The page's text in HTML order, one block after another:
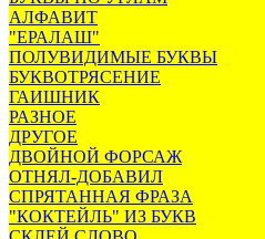
АЛФАВИТ
"ЕРАЛАШ"
ПОЛУВИДИМЫЕ БУКВЫ
БУКВОТРЯСЕНИЕ
ГАИШНИК
РАЗНОЕ
ДРУГОЕ
ДВОЙНОЙ ФОРСАЖ
ОТНЯЛ-ДОБАВИЛ
СПРЯТАННАЯ ФРАЗА
"КОКТЕЙЛЬ" ИЗ БУКВ